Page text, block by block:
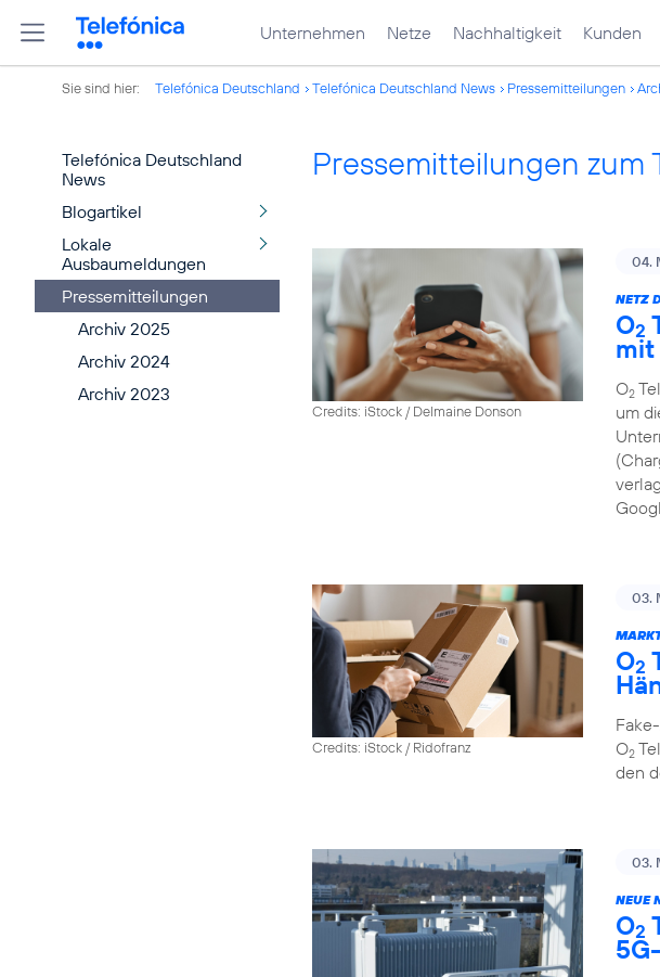
Unternehmen Netze Nachhaltigkeit Kunden
Sie sind hier: Telefónica Deutschland Telefónica Deutschland News Pressemitteilungen
Telefónica Deutschland
News
Blogartikel
Lokale
Ausbaumeldungen
Pressemitteilungen
Archiv 2025
Archiv 2024
Archiv 2023
Pressemitteilungen zum
Credits: iStock / Delmaine Donson
04.
NETZ
O2
mit
O2
um
Credits: iStock / Ridofranz
03.
O2
O2
den
03.
NEUE
O2